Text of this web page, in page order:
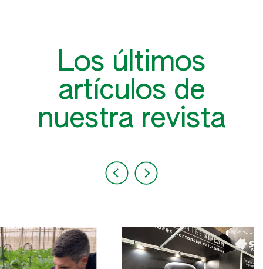
Los últimos
artículos de
nuestra revista